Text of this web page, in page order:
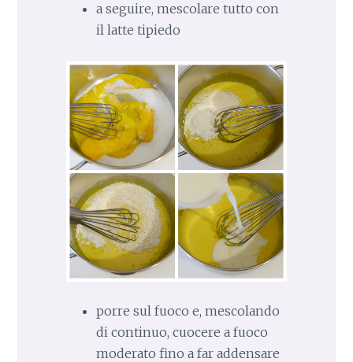
a seguire, mescolare tutto con
il latte tipiedo
porre sul fuoco e, mescolando
di continuo, cuocere a fuoco
moderato fino a far addensare